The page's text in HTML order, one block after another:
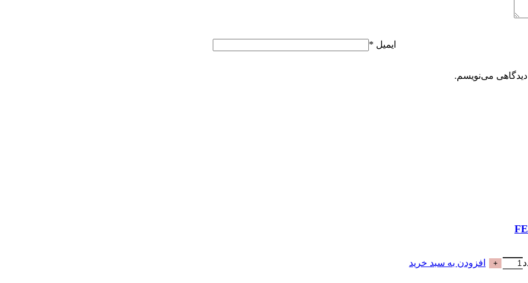
ایمیل *
دیدگاهی می‌نویسم.
افزودن به سبد خرید